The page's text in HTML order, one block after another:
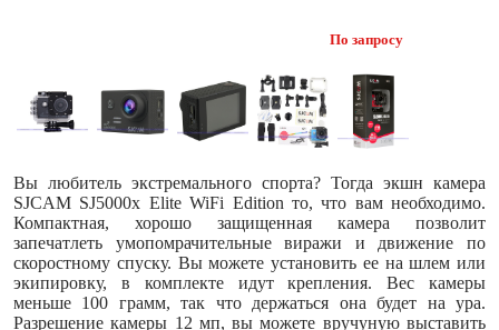
По запросу
Вы любитель экстремального спорта? Тогда экшн камера
SJCAM SJ5000x Elite WiFi Edition то, что вам необходимо.
Компактная, хорошо защищенная камера позволит
запечатлеть умопомрачительные виражи и движение по
скоростному спуску. Вы можете установить ее на шлем или
экипировку, в комплекте идут крепления. Вес камеры
меньше 100 грамм, так что держаться она будет на ура.
Разрешение камеры 12 мп, вы можете вручуную выставить